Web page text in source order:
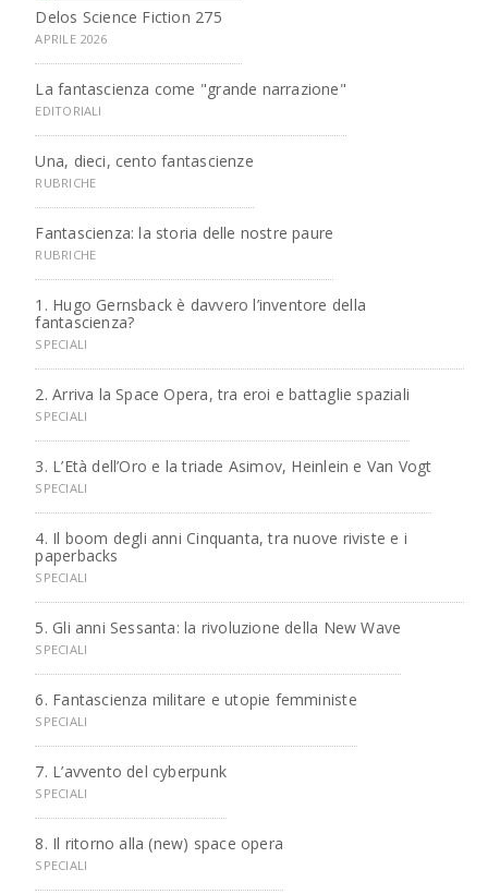
Delos Science Fiction 275
APRILE 2026
La fantascienza come "grande narrazione"
EDITORIALI
Una, dieci, cento fantascienze
RUBRICHE
Fantascienza: la storia delle nostre paure
RUBRICHE
1. Hugo Gernsback è davvero l’inventore della
fantascienza?
SPECIALI
2. Arriva la Space Opera, tra eroi e battaglie spaziali
SPECIALI
3. L’Età dell’Oro e la triade Asimov, Heinlein e Van Vogt
SPECIALI
4. Il boom degli anni Cinquanta, tra nuove riviste e i
paperbacks
SPECIALI
5. Gli anni Sessanta: la rivoluzione della New Wave
SPECIALI
6. Fantascienza militare e utopie femministe
SPECIALI
7. L’avvento del cyberpunk
SPECIALI
8. Il ritorno alla (new) space opera
SPECIALI